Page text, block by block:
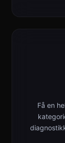
Få en